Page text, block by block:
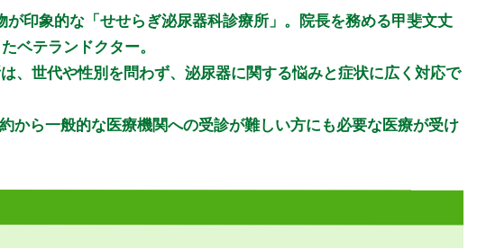
木 木曜日 金曜日 土 土曜日 日 祝 祝日
●
●
● ●
印象的な「せせらぎ泌尿器科診療所」。院長を務める甲斐文丈
ベテランドクター。
、世代や性別を問わず、泌尿器に関する悩みと症状に広く対応で
から一般的な医療機関への受診が難しい方にも必要な医療が受け